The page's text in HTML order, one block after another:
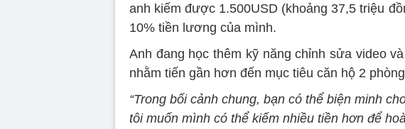
anh kiếm được 1.500USD (khoảng 37,5 triệu
10% tiền lương của mình.
Anh đang học thêm kỹ năng chỉnh sửa video
nhằm tiến gần hơn đến mục tiêu căn hộ 2
“Trong bối cảnh chung, bạn có thể biện minh
tôi muốn mình có thể kiếm nhiều tiền hơn để